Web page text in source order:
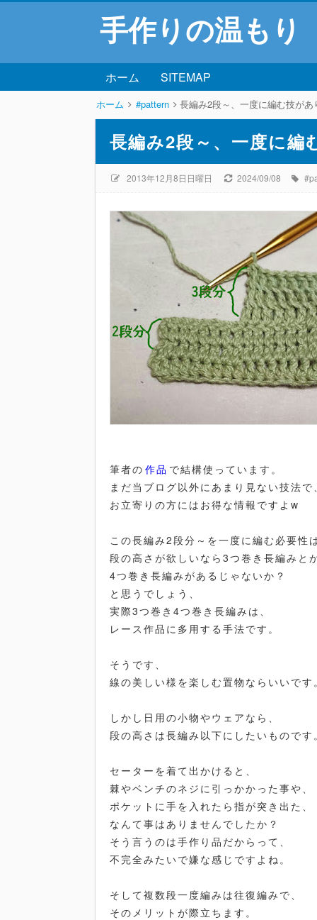
手作りの温もり
ホーム SITEMAP
ホーム #pattern 長編み2段～、一度に編む技があ
長編み2段～、一度に編
2013年12月8日日曜日 2024/09/08
筆者の 作品 で結構使っています。
まだ当ブログ以外にあまり見ない技法で
お立寄りの方にはお得な情報ですよw
この長編み2段分～を一度に編む必要性
段の高さが欲しいなら3つ巻き長編みと
4つ巻き長編みがあるじゃないか？
と思うでしょう、
実際3つ巻き4つ巻き長編みは、
レース作品に多用する手法です。
そうです、
線の美しい様を楽しむ置物ならいいです
しかし日用の小物やウェアなら、
段の高さは長編み以下にしたいものです
セーターを着て出かけると、
棘やベンチのネジに引っかかった事や、
ポケットに手を入れたら指が突き出た、
なんて事はありませんでしたか？
そう言うのは手作り品だからって、
不完全みたいで嫌な感じですよね。
そして複数段一度編みは往復編みで、
そのメリットが際立ちます。